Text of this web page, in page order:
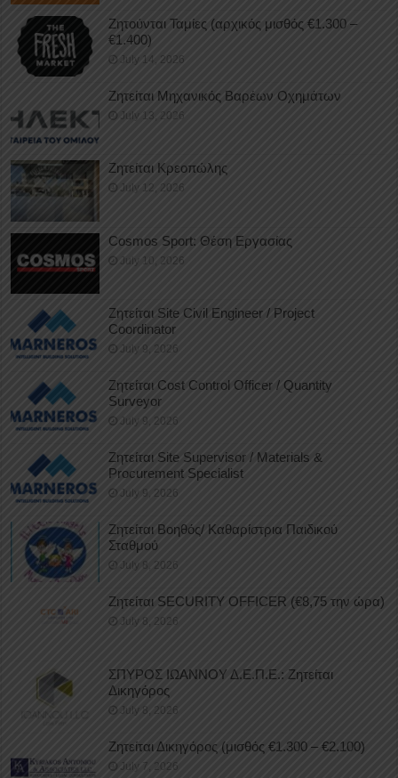
Ζητούνται Ταμίες (αρχικός μισθός €1.300 –
€1.400)
July 14, 2026
Ζητείται Μηχανικός Βαρέων Οχημάτων
July 13, 2026
Ζητείται Κρεοπώλης
July 12, 2026
Cosmos Sport: Θέση Εργασίας
July 10, 2026
Ζητείται Site Civil Engineer / Project
Coordinator
July 9, 2026
Ζητείται Cost Control Officer / Quantity
Surveyor
July 9, 2026
Ζητείται Site Supervisor / Materials &
Procurement Specialist
July 9, 2026
Ζητείται Βοηθός/ Καθαρίστρια Παιδικού
Σταθμού
July 8, 2026
Ζητείται SECURITY OFFICER (€8,75 την ώρα)
July 8, 2026
ΣΠΥΡΟΣ ΙΩΑΝΝΟΥ Δ.Ε.Π.Ε.: Ζητείται
Δικηγόρος
July 8, 2026
Ζητείται Δικηγόρος (μισθός €1.300 – €2.100)
July 7, 2026